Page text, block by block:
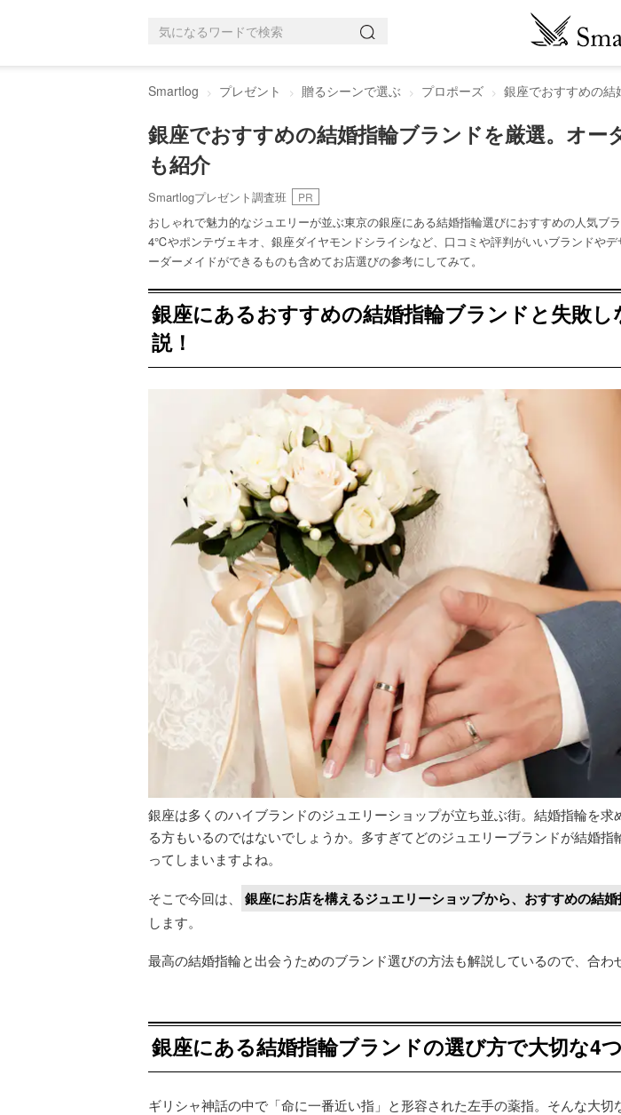
Smartlog プレゼント 贈るシーンで選ぶ プロポーズ 銀座でおすすめの結
銀座でおすすめの結婚指輪ブランドを厳選。オー
も紹介
Smartlogプレゼント調査班 PR
おしゃれで魅力的なジュエリーが並ぶ東京の銀座にある結婚指輪選びにおすすめの人気ブラ
4℃やポンテヴェキオ、銀座ダイヤモンドシライシなど、口コミや評判がいいブランドや
ーダーメイドができるものも含めてお店選びの参考にしてみて。
銀座にあるおすすめの結婚指輪ブランドと失敗
説！
銀座は多くのハイブランドのジュエリーショップが立ち並ぶ街。結婚指輪を求
る方もいるのではないでしょうか。多すぎてどのジュエリーブランドが結婚指
ってしまいますよね。
そこで今回は、 銀座にお店を構えるジュエリーショップから、おすすめの結
します。
最高の結婚指輪と出会うためのブランド選びの方法も解説しているので、合わ
銀座にある結婚指輪ブランドの選び方で大切な4
ギリシャ神話の中で「命に一番近い指」と形容された左手の薬指。そんな大切